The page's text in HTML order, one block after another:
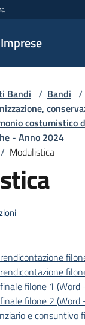
Imprese
Bandi / Bandi /
costumistico
- Anno 2024
/ Modulistica
filone 1 (Word
filone 2 (Word
e consuntivo